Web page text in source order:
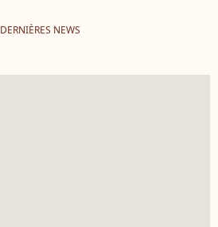
DERNIÈRES NEWS